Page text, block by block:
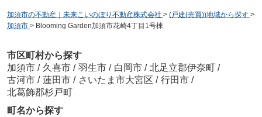
加須市の不動産｜未来こいのぼり不動産株式会社 > (戸建(売買))地域から探す >
加須市 > Blooming Garden加須市花崎4丁目1号棟
市区町村から探す
加須市 / 久喜市 / 羽生市 / 白岡市 / 北足立郡伊奈町 /
古河市 / 蓮田市 / さいたま市大宮区 / 行田市 /
北葛飾郡杉戸町
町名から探す